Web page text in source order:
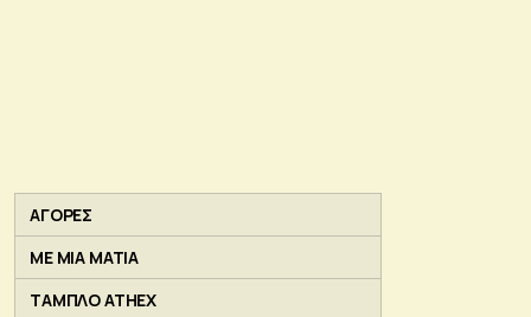
ΑΓΟΡΕΣ
ΜΕ ΜΙΑ ΜΑΤΙΑ
ΤΑΜΠΛΟ ATHEX